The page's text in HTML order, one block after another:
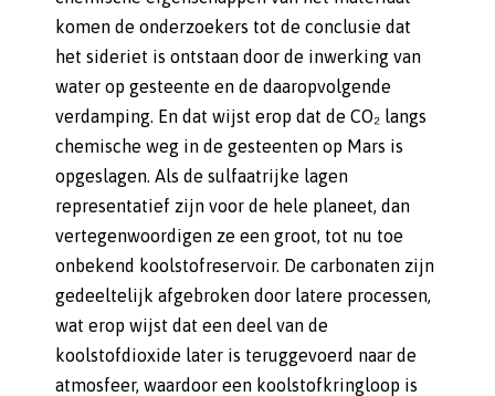
komen de onderzoekers tot de conclusie dat
het sideriet is ontstaan door de inwerking van
water op gesteente en de daaropvolgende
verdamping. En dat wijst erop dat de CO₂ langs
chemische weg in de gesteenten op Mars is
opgeslagen. Als de sulfaatrijke lagen
representatief zijn voor de hele planeet, dan
vertegenwoordigen ze een groot, tot nu toe
onbekend koolstofreservoir. De carbonaten zijn
gedeeltelijk afgebroken door latere processen,
wat erop wijst dat een deel van de
koolstofdioxide later is teruggevoerd naar de
atmosfeer, waardoor een koolstofkringloop is